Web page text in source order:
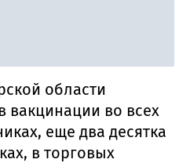
области
вакцинации во всех
еще два десятка
в торговых